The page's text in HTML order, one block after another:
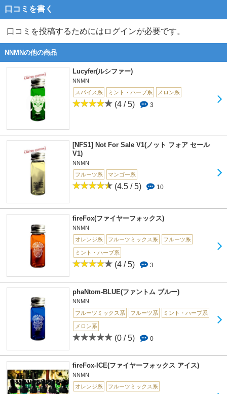
口コミを書く
口コミを投稿するためにはログインが必要です。
NNMNの他の商品
Lucyfer(ルシファー)
NNMN
スパイス系
ミント・ハーブ系 メロン系
(4 / 5) 3
[NFS1] Not For Sale V1(ノット フォア セール
V1)
NNMN
フルーツ系
マンゴー系
(4.5 / 5) 10
fireFox(ファイヤーフォックス)
NNMN
オレンジ系
フルーツミックス系 フルーツ系
ミント・ハーブ系
(4 / 5) 3
phaNtom-BLUE(ファントム ブルー)
NNMN
フルーツミックス系
フルーツ系 ミント・ハーブ系
メロン系
(0 / 5) 0
fireFox-ICE(ファイヤーフォックス アイス)
NNMN
オレンジ系
フルーツミックス系